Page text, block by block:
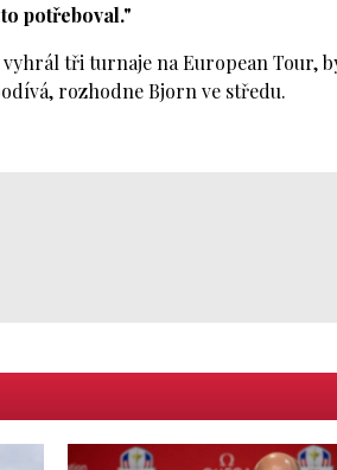
potřeboval."
tři turnaje na European Tour,
rozhodne Bjorn ve středu.